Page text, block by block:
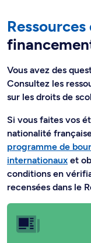
Vous avez des
Consultez les
sur les droits de
Si vous faites vos
nationalité
programme de
internationaux et
conditions en
recensées dans le